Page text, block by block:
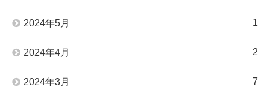
2024年5月 1
2024年4月 2
2024年3月 7